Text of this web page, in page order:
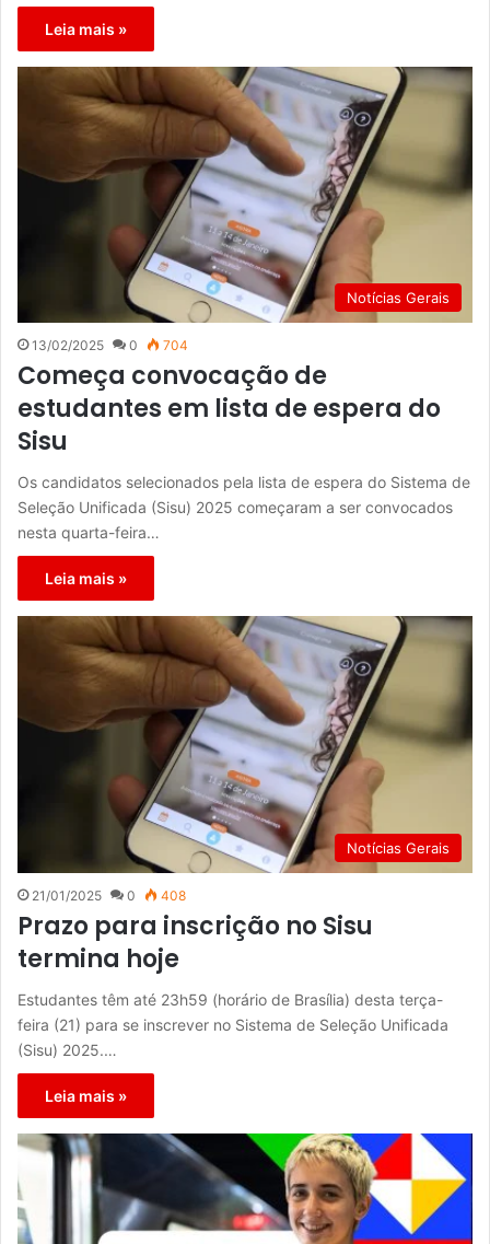
Leia mais »
Notícias Gerais
13/02/2025 0 704
Começa convocação de
estudantes em lista de espera do
Sisu
Os candidatos selecionados pela lista de espera do Sistema de
Seleção Unificada (Sisu) 2025 começaram a ser convocados
nesta quarta-feira…
Leia mais »
Notícias Gerais
21/01/2025 0 408
Prazo para inscrição no Sisu
termina hoje
Estudantes têm até 23h59 (horário de Brasília) desta terça-
feira (21) para se inscrever no Sistema de Seleção Unificada
(Sisu) 2025.…
Leia mais »